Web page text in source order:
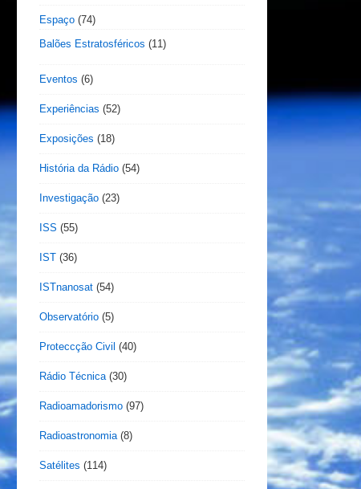
Espaço (74)
Balões Estratosféricos (11)
Eventos (6)
Experiências (52)
Exposições (18)
História da Rádio (54)
Investigação (23)
ISS (55)
IST (36)
ISTnanosat (54)
Observatório (5)
Proteccção Civil (40)
Rádio Técnica(30)
Radioamadorismo (97)
Radioastronomia(8)
Satélites (114)